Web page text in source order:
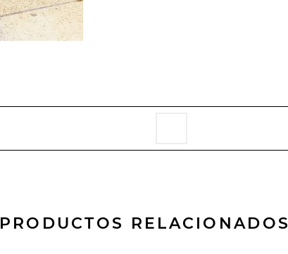
PRODUCTOS RELACIONADOS